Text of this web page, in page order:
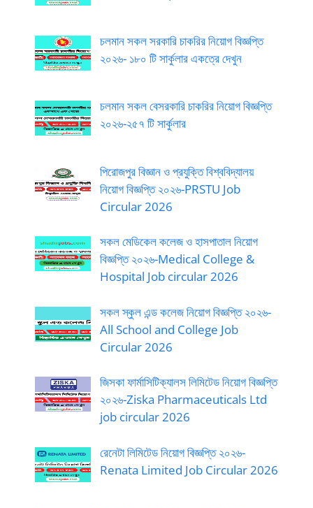
চলমান সকল সরকারি চাকরির নিয়োগ বিজ্ঞপ্তি
২০২৬- ১৮০ টি সার্কুলার একত্রে দেখুন
চলমান সকল বেসরকারি চাকরির নিয়োগ বিজ্ঞপ্তি
২০২৬-২৫৭ টি সার্কুলার
পিরোজপুর বিজ্ঞান ও প্রযুক্তি বিশ্ববিদ্যালয়
নিয়োগ বিজ্ঞপ্তি ২০২৬-PRSTU Job
Circular 2026
সকল মেডিকেল কলেজ ও হাসপাতাল নিয়োগ
বিজ্ঞপ্তি ২০২৬-Medical College &
Hospital Job circular 2026
সকল স্কুল এন্ড কলেজ নিয়োগ বিজ্ঞপ্তি ২০২৬-
All School and College Job
Circular 2026
জিসকা ফার্মাসিটিক্যালস লিমিটেড নিয়োগ বিজ্ঞপ্তি
২০২৬-Ziska Pharmaceuticals Ltd
job circular 2026
রেনেটা লিমিটেড নিয়োগ বিজ্ঞপ্তি ২০২৬-
Renata Limited Job Circular 2026